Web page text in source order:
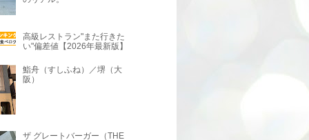
高級レストラン"また行きた
い"偏差値【2026年最新版】
鮨舟（すしふね）／堺（大
阪）
ザ グレートバーガー（THE